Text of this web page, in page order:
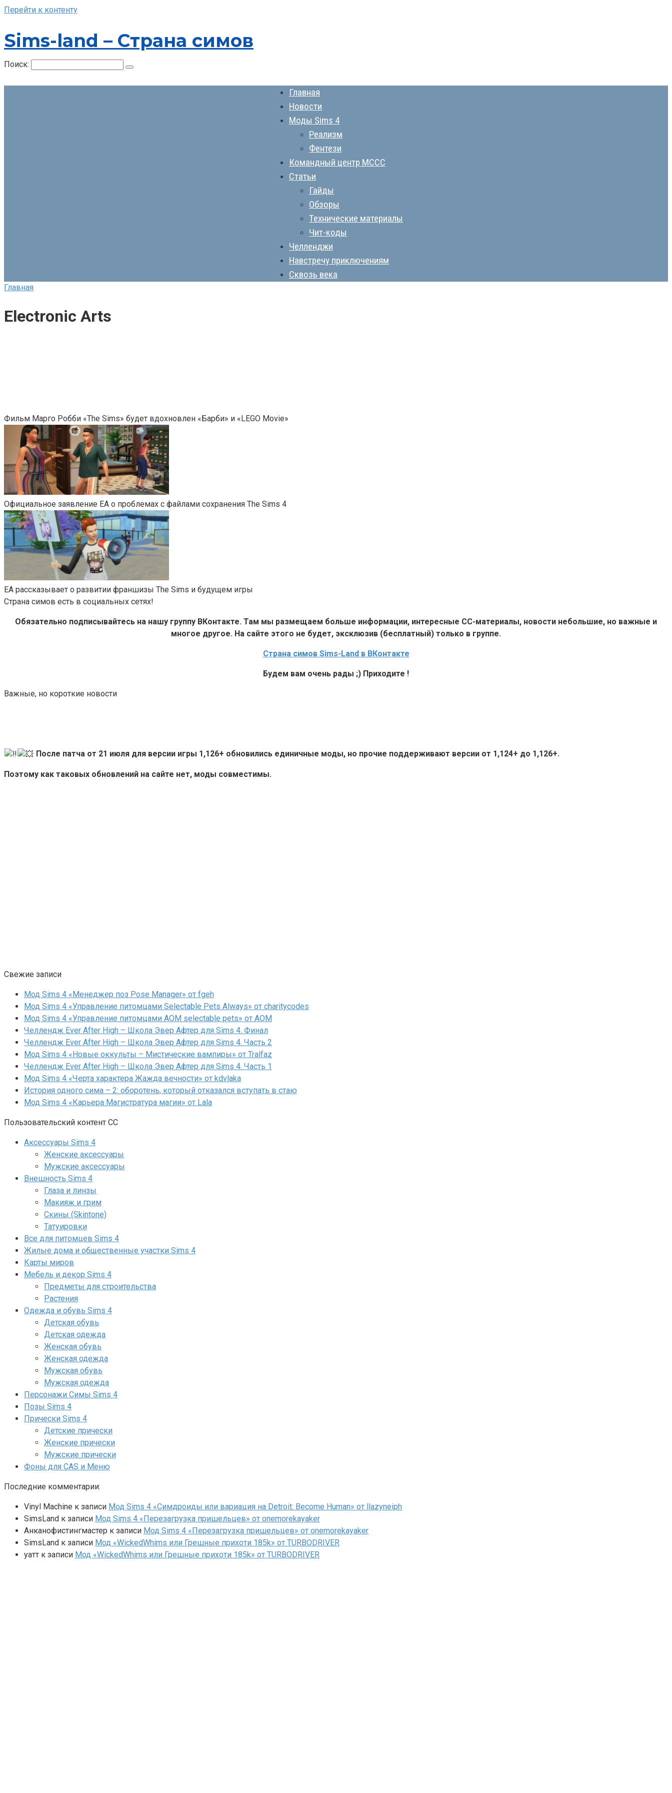
Перейти к контенту
Sims-land – Страна симов
Поиск:
Главная
Новости
Моды Sims 4
Реализм
Фентези
Командный центр MCCC
Статьи
Гайды
Обзоры
Технические материалы
Чит-коды
Челленджи
Навстречу приключениям
Сквозь века
Главная
Electronic Arts
Фильм Марго Робби «The Sims» будет вдохновлен «Барби» и «LEGO Movie»
Официальное заявление EA о проблемах с файлами сохранения The Sims 4
EA рассказывает о развитии франшизы The Sims и будущем игры
Страна симов есть в социальных сетях!
Обязательно подписывайтесь на нашу группу ВКонтакте. Там мы размещаем больше информации, интересные СС-материалы, новости небольшие, но важные и
многое другое. На сайте этого не будет, эксклюзив (бесплатный) только в группе.
Страна симов Sims-Land в ВКонтакте
Будем вам очень рады ;) Приходите !
Важные, но короткие новости
После патча от 21 июля для версии игры 1,126+ обновились единичные моды, но прочие поддерживают версии от 1,124+ до 1,126+.
Поэтому как таковых обновлений на сайте нет, моды совместимы.
Свежие записи
Мод Sims 4 «Менеджер поз Pose Manager» от fgeh
Мод Sims 4 «Управление питомцами Selectable Pets Always» от charitycodes
Мод Sims 4 «Управление питомцами AOM selectable pets» от AOM
Челлендж Ever After High – Школа Эвер Афтер для Sims 4. Финал
Челлендж Ever After High – Школа Эвер Афтер для Sims 4. Часть 2
Мод Sims 4 «Новые оккульты – Мистические вампиры» от Tralfaz
Челлендж Ever After High – Школа Эвер Афтер для Sims 4. Часть 1
Мод Sims 4 «Черта характера Жажда вечности» от kdvlaka
История одного сима – 2: оборотень, который отказался вступать в стаю
Мод Sims 4 «Карьера Магистратура магии» от Lala
Пользовательский контент СС
Аксессуары Sims 4
Женские аксессуары
Мужские аксессуары
Внешность Sims 4
Глаза и линзы
Макияж и грим
Скины (Skintone)
Татуировки
Все для питомцев Sims 4
Жилые дома и общественные участки Sims 4
Карты миров
Мебель и декор Sims 4
Предметы для строительства
Растения
Одежда и обувь Sims 4
Детская обувь
Детская одежда
Женская обувь
Женская одежда
Мужская обувь
Мужская одежда
Персонажи Симы Sims 4
Позы Sims 4
Прически Sims 4
Детские прически
Женские прически
Мужские прически
Фоны для CAS и Меню
Последние комментарии:
Vinyl Machine к записи Мод Sims 4 «Симдроиды или вариация на Detroit: Become Human» от llazyneiph
SimsLand к записи Мод Sims 4 «Перезагрузка пришельцев» от onemorekayaker
Анканофистингмастер к записи Мод Sims 4 «Перезагрузка пришельцев» от onemorekayaker
SimsLand к записи Мод «WickedWhims или Грешные прихоти 185k» от TURBODRIVER
yaтт к записи Мод «WickedWhims или Грешные прихоти 185k» от TURBODRIVER